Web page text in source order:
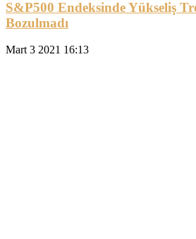
S&P500 Endeksinde Yükseliş
Bozulmadı
Mart 3 2021 16:13